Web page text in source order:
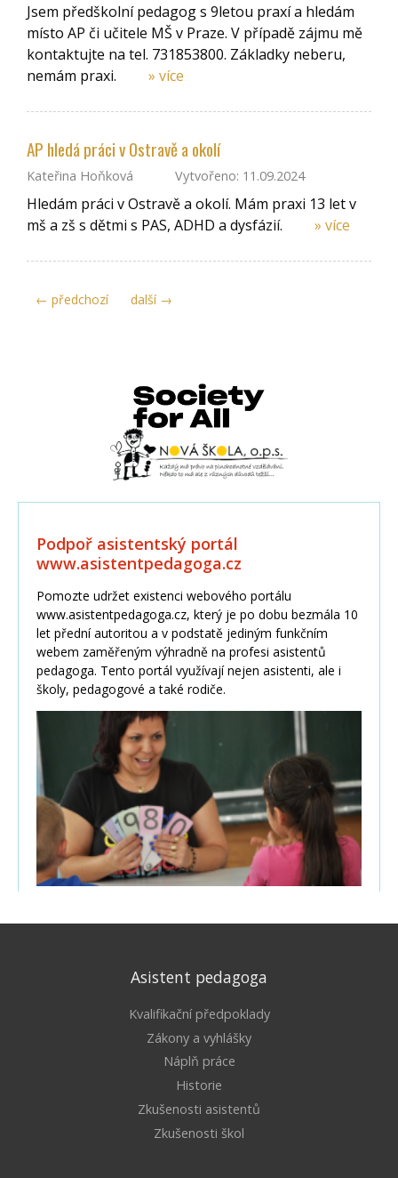
Jsem předškolní pedagog s 9letou praxí a hledám
místo AP či učitele MŠ v Praze. V případě zájmu mě
kontaktujte na tel. 731853800. Základky neberu,
nemám praxi.
» více
AP hledá práci v Ostravě a okolí
Kateřina Hoňková Vytvořeno: 11.09.2024
Hledám práci v Ostravě a okolí. Mám praxi 13 let v
mš a zš s dětmi s PAS, ADHD a dysfázií.
» více
← předchozí další →
Asistent pedagoga
Kvalifikační předpoklady
Zákony a vyhlášky
Náplň práce
Historie
Zkušenosti asistentů
Zkušenosti škol